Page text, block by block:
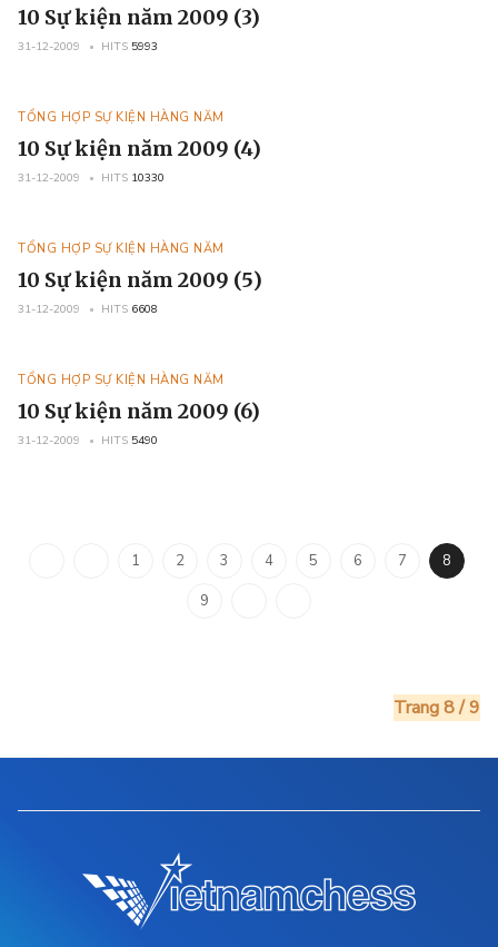
10 Sự kiện năm 2009 (3)
31-12-2009 HITS 5993
TỔNG HỢP SỰ KIỆN HÀNG NĂM
10 Sự kiện năm 2009 (4)
31-12-2009 HITS 10330
TỔNG HỢP SỰ KIỆN HÀNG NĂM
10 Sự kiện năm 2009 (5)
31-12-2009 HITS 6608
TỔNG HỢP SỰ KIỆN HÀNG NĂM
10 Sự kiện năm 2009 (6)
31-12-2009 HITS 5490
1 2 3 4 5 6 7
8
9
Trang 8 / 9